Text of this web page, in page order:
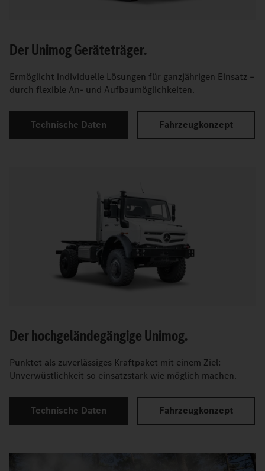
Der Unimog Geräteträger.
Ermöglicht individuelle Lösungen für ganzjährigen Einsatz –
durch flexible An- und Aufbaumöglichkeiten.
Technische Daten Fahrzeugkonzept
Der hochgeländegängige Unimog.
Punktet als zuverlässiges Kraftpaket mit einem Ziel:
Unverwüstlichkeit so einsatzstark wie möglich machen.
Technische Daten Fahrzeugkonzept